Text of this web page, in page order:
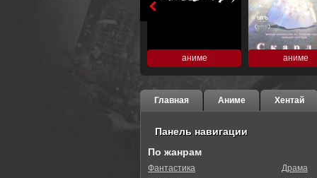
аниме аниме
Главная Аниме Хентай
Панель навигации
По жанрам
Фантастика
Драма